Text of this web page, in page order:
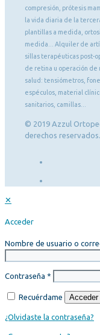
compresión, prótesis
la vida diaria de la
plantillas a medida,
medida... Alquiler de
sillas terapéuticas post-
de retina u operación de
salud: tensiómetros,
espéculos, material
sanitarios, camillas...
© 2019 Azzul
derechos reservados.
✕
Acceder
Nombre de usuario o
Contraseña *
Recuérdame Acceder
¿Olvidaste la contraseña?